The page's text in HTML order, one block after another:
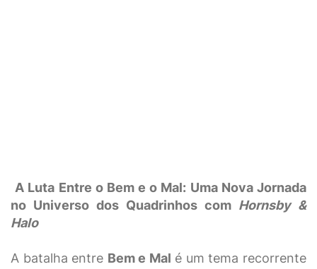
A Luta Entre o Bem e o Mal: Uma Nova Jornada
no Universo dos Quadrinhos com Hornsby &
Halo
A batalha entre Bem e Mal é um tema recorrente